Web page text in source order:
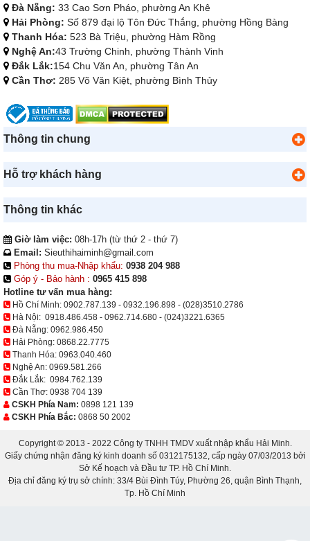
Đà Nẵng: 33 Cao Sơn Pháo, phường An Khê
Hải Phòng: Số 879 đại lộ Tôn Đức Thắng, phường Hồng Bàng
Thanh Hóa: 523 Bà Triệu, phường Hàm Rồng
Nghệ An:43 Trường Chinh, phường Thành Vinh
Đắk Lắk:154 Chu Văn An, phường Tân An
Cần Thơ: 285 Võ Văn Kiệt, phường Bình Thủy
Thông tin chung
Hỗ trợ khách hàng
Thông tin khác
Giờ làm việc: 08h-17h (từ thứ 2 - thứ 7)
Email: Sieuthihaiminh@gmail.com
Phòng thu mua-Nhập khẩu: 0938 204 988
Góp ý - Bảo hành : 0965 415 898
Hotline tư vấn mua hàng:
Hồ Chí Minh: 0902.787.139 - 0932.196.898 - (028)3510.2786
Hà Nội: 0918.486.458 - 0962.714.680 - (024)3221.6365
Đà Nẵng: 0962.986.450
Hải Phòng: 0868.22.7775
Thanh Hóa: 0963.040.460
Nghệ An: 0969.581.266
Đắk Lắk: 0984.762.139
Cần Thơ: 0938 704 139
CSKH Phía Nam: 0898 121 139
CSKH Phía Bắc: 0868 50 2002
Copyright © 2013 - 2022 Công ty TNHH TMDV xuất nhập khẩu Hải Minh.
Giấy chứng nhận đăng ký kinh doanh số 0312175132, cấp ngày 07/03/2013 bởi
Sở Kế hoạch và Đầu tư TP. Hồ Chí Minh.
Địa chỉ đăng ký trụ sở chính: 33/4 Bùi Đình Túy, Phường 26, quận Bình Thạnh,
Tp. Hồ Chí Minh